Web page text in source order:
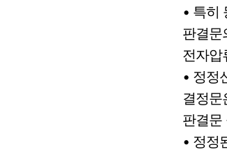
• 특히
판결문
전자압
• 정정
결정문
판결문
• 정정